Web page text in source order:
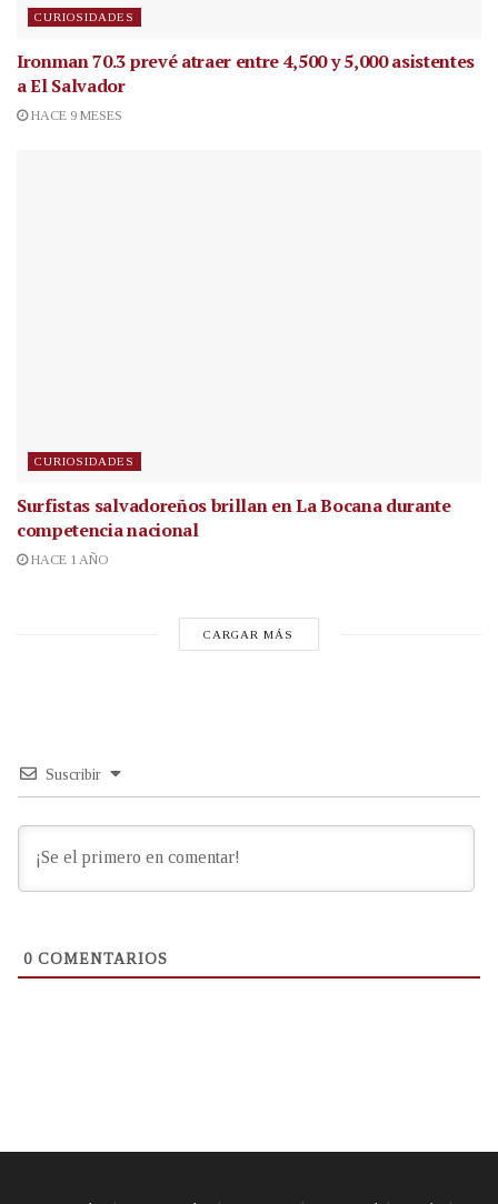
CURIOSIDADES
Ironman 70.3 prevé atraer entre 4,500 y 5,000 asistentes
a El Salvador
HACE 9 MESES
CURIOSIDADES
Surfistas salvadoreños brillan en La Bocana durante
competencia nacional
HACE 1 AÑO
CARGAR MÁS
Suscribir
0 COMENTARIOS